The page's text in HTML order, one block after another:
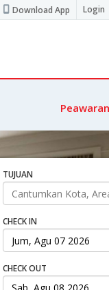
Download App Login
TUJUAN
CHECK IN
CHECK OUT